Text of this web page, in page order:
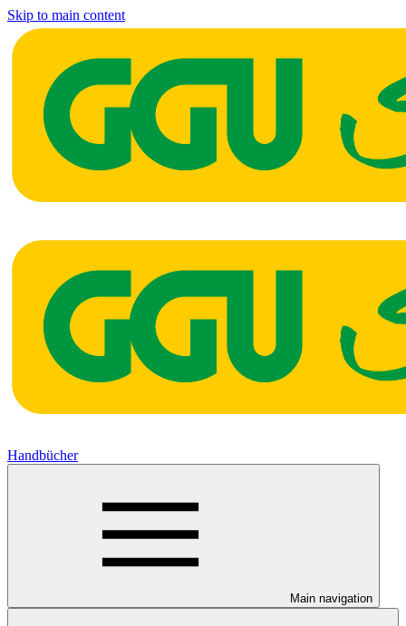
Skip to main content
Handbücher
Main navigation